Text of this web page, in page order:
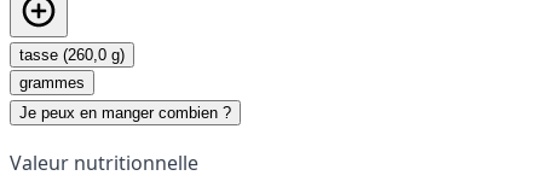
tasse (260,0 g)
grammes
Je peux en manger combien ?
Valeur nutritionnelle